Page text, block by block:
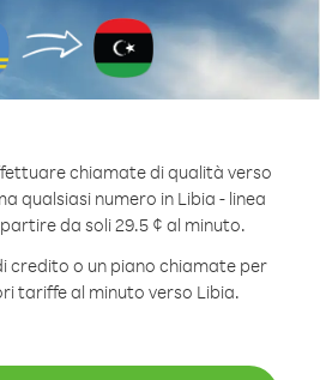
chiamate di qualità verso
qualsiasi numero in Libia - linea
da soli 29.5 ¢ al minuto.
credito o un piano chiamate per
tariffe al minuto verso Libia.